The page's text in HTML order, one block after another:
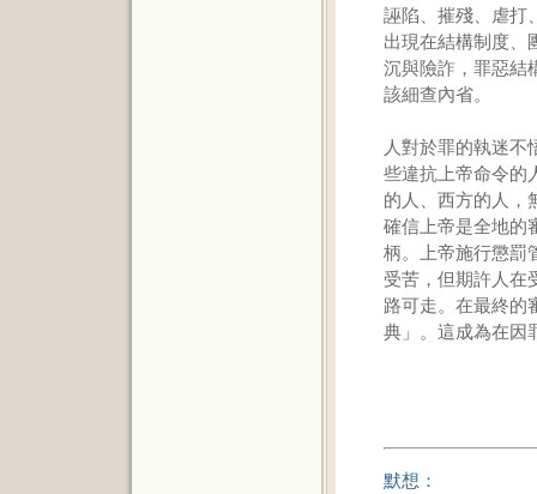
誣陷、摧殘、虐打
出現在結構制度、
沉與險詐，罪惡結
該細查內省。
人對於罪的執迷不
些違抗上帝命令的
的人、西方的人，
確信上帝是全地的
柄。上帝施行懲罰
受苦，但期許人在
路可走。在最終的
典」。這成為在因
默想：